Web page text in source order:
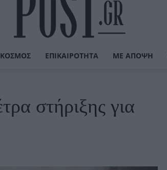
ΚΌΣΜΟΣ ΕΠΙΚΑΙΡΌΤΗΤΑ ΜΕ ΆΠΟΨΗ
στήριξης για